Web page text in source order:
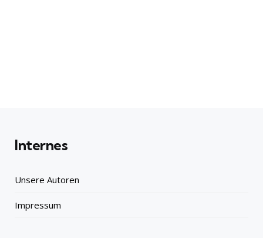
Internes
Unsere Autoren
Impressum